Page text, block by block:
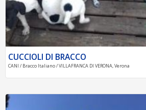
CUCCIOLI DI BRACCO
CANI / Bracco Italiano / VILLAFRANCA DI VERONA, Verona